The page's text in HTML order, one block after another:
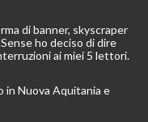
di banner, skyscraper
ho deciso di dire
ai miei 5 lettori.
in Nuova Aquitania e